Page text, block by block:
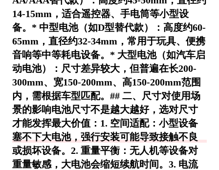
14-15mm，适合遥控器、手电筒等小型设
备。* 中型电池（如D型替代款）：高度约60-
65mm，直径约32-34mm，常用于玩具、便携
音响等中等耗电设备。* 大型电池（如汽车启
动电池）：尺寸差异较大，但普遍在长200-
300mm、宽150-200mm、高150-200mm范围
内，需根据车型匹配。## 二、尺寸对使用场
景的影响电池尺寸不是越大越好，选对尺寸
才能发挥最大价值：1. 空间适配：小型设备
塞不下大电池，强行安装可能导致接触不良
或损坏设备。2. 重量平衡：无人机等设备对
重量敏感，大电池会缩短续航时间。3. 电流